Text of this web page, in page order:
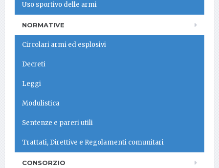
Uso sportivo delle armi
NORMATIVE
Circolari armi ed esplosivi
Decreti
Leggi
Modulistica
Sentenze e pareri utili
Trattati, Direttive e Regolamenti comunitari
CONSORZIO